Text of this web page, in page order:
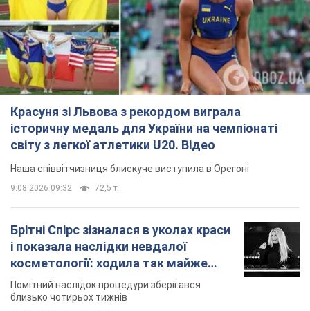
Красуня зі Львова з рекордом виграла
історичну медаль для України на чемпіонаті
світу з легкої атлетики U20. Відео
Наша співвітчизниця блискуче виступила в Орегоні
9.08.2026 09:32 72,5 т.
Брітні Спірс зізналася в уколах краси
і показала наслідки невдалої
косметології: ходила так майже
місяць
Помітний наслідок процедури зберігався
близько чотирьох тижнів